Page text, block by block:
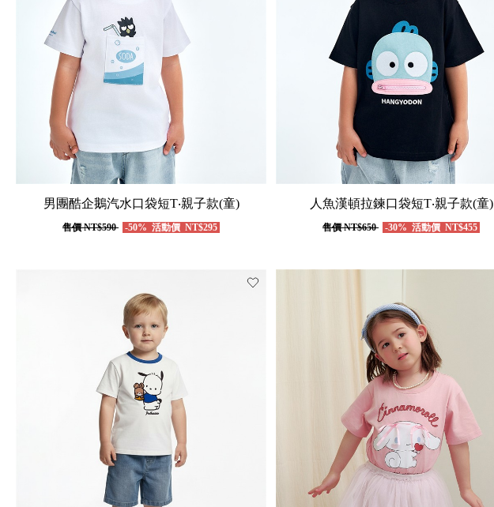
男團酷企鵝汽水口袋短T‧親子款(童)
售價NT$590 -50% 活動價 NT$295
人魚漢頓拉鍊口袋短T‧親子款(童)
售價NT$650 -30% 活動價 NT$455